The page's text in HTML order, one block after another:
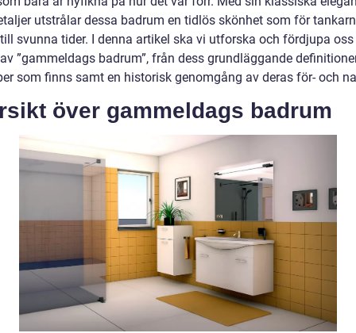
utstrålar dessa badrum en tidlös skönhet som för
svunna tider. I denna artikel ska vi utforska och fördjupa oss
”gammeldags badrum”, från dess grundläggande
som finns samt en historisk genomgång av deras för- och
över gammeldags badrum